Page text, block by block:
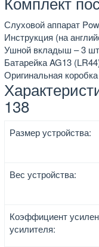
Слуховой аппарат
Инструкция (на
Ушной вкладыш – 3 шт
Батарейка AG13
Оригинальная
138
Размер устройства:
Вес устройства:
Коэффициент
усилителя: